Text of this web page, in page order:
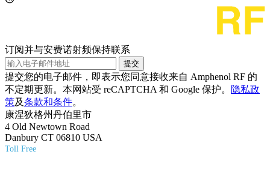
订阅并与安费诺射频保持联系
提交
提交您的电子邮件，即表示您同意接收来自 Amphenol RF 的
不定期更新。本网站受 reCAPTCHA 和 Google 保护。
隐私政
策及条款和条件。
康涅狄格州丹伯里市
4 Old Newtown Road
Danbury CT 06810 USA
Toll Free